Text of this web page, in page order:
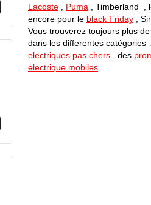
Lacoste
Puma , Timberland ,
encore pour le black Friday ,
Vous trouverez toujours plus
dans les differentes catégories
electriques pas chers , des
electrique mobiles